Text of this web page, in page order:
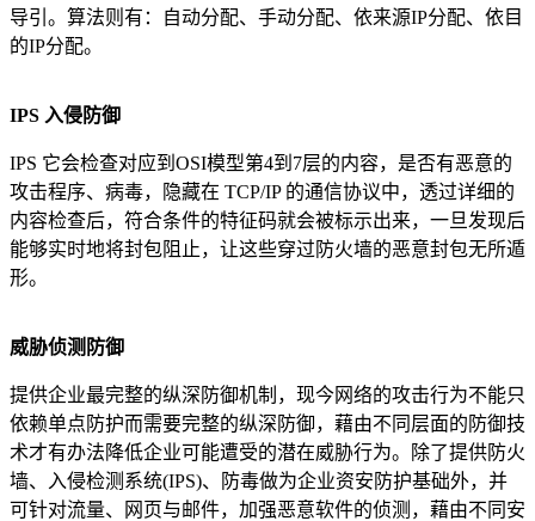
导引。算法则有：自动分配、手动分配、依来源IP分配、依目
的IP分配。
IPS 入侵防御
IPS 它会检查对应到OSI模型第4到7层的内容，是否有恶意的
攻击程序、病毒，隐藏在 TCP/IP 的通信协议中，透过详细的
内容检查后，符合条件的特征码就会被标示出来，一旦发现后
能够实时地将封包阻止，让这些穿过防火墙的恶意封包无所遁
形。
威胁侦测防御
提供企业最完整的纵深防御机制，现今网络的攻击行为不能只
依赖单点防护而需要完整的纵深防御，藉由不同层面的防御技
术才有办法降低企业可能遭受的潜在威胁行为。除了提供防火
墙、入侵检测系统(IPS)、防毒做为企业资安防护基础外，并
可针对流量、网页与邮件，加强恶意软件的侦测，藉由不同安